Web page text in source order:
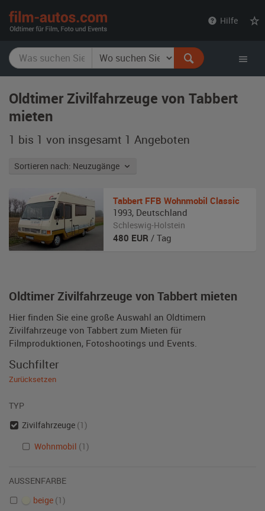
Hilfe
Oldtimer Zivilfahrzeuge von Tabbert
mieten
1 bis 1 von insgesamt 1 Angeboten
Sortieren nach: Neuzugänge
Oldtimer Zivilfahrzeuge von Tabbert mieten
Hier finden Sie eine große Auswahl an Oldtimern
Zivilfahrzeuge von Tabbert zum Mieten für
Filmproduktionen, Fotoshootings und Events.
Tabbert FFB Wohnmobil Classic
1993, Deutschland
Schleswig-Holstein
480 EUR / Tag
Suchfilter
Zurücksetzen
TYP
Zivilfahrzeuge (1)
Wohnmobil (1)
AUSSENFARBE
beige (1)